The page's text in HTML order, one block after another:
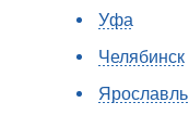
Уфа
Челябинск
Ярославль